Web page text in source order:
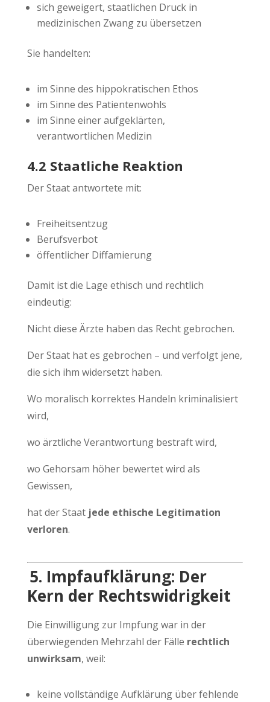
sich geweigert, staatlichen Druck in
medizinischen Zwang zu übersetzen
Sie handelten:
im Sinne des hippokratischen Ethos
im Sinne des Patientenwohls
im Sinne einer aufgeklärten,
verantwortlichen Medizin
4.2 Staatliche Reaktion
Der Staat antwortete mit:
Freiheitsentzug
Berufsverbot
öffentlicher Diffamierung
Damit ist die Lage ethisch und rechtlich
eindeutig:
Nicht diese Ärzte haben das Recht gebrochen.
Der Staat hat es gebrochen – und verfolgt jene,
die sich ihm widersetzt haben.
Wo moralisch korrektes Handeln kriminalisiert
wird,
wo ärztliche Verantwortung bestraft wird,
wo Gehorsam höher bewertet wird als
Gewissen,
hat der Staat jede ethische Legitimation
verloren.
5. Impfaufklärung: Der
Kern der Rechtswidrigkeit
Die Einwilligung zur Impfung war in der
überwiegenden Mehrzahl der Fälle rechtlich
unwirksam, weil:
keine vollständige Aufklärung über fehlende